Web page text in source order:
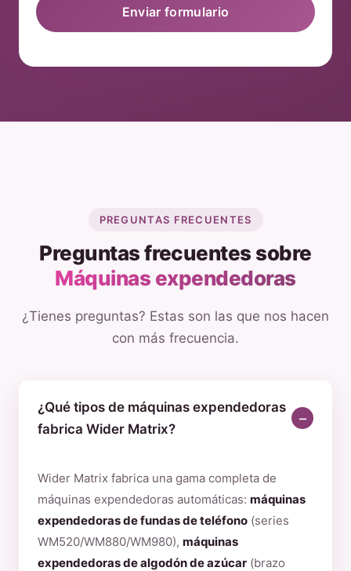
Enviar formulario
PREGUNTAS FRECUENTES
Preguntas frecuentes sobre
Máquinas expendedoras
¿Tienes preguntas? Estas son las que nos hacen
con más frecuencia.
¿Qué tipos de máquinas expendedoras
fabrica Wider Matrix?
Wider Matrix fabrica una gama completa de
máquinas expendedoras automáticas: máquinas
expendedoras de fundas de teléfono (series
WM520/WM880/WM980), máquinas
expendedoras de algodón de azúcar (brazo